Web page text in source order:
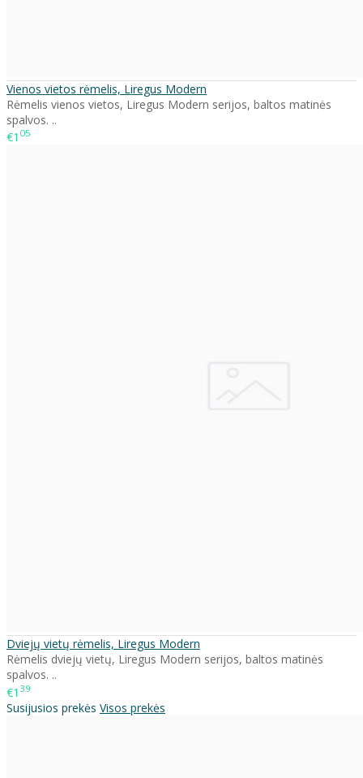
Vienos vietos rėmelis, Liregus Modern
Rėmelis vienos vietos, Liregus Modern serijos, baltos matinės
spalvos. ..
€1 05
Dviejų vietų rėmelis, Liregus Modern
Rėmelis dviejų vietų, Liregus Modern serijos, baltos matinės
spalvos. ..
€1 39
Susijusios prekės Visos prekės